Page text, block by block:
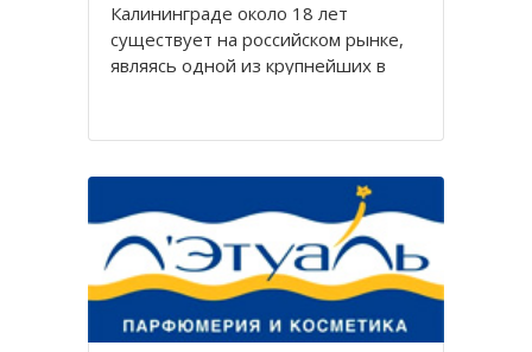
Калининграде около 18 лет
существует на российском рынке,
являясь одной из крупнейших в
только с лучшей стороны.
широко разветвлённую сеть
филиалов, которая охватывает